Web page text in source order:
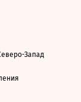
Запад